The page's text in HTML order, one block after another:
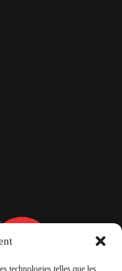
technologies telles que les